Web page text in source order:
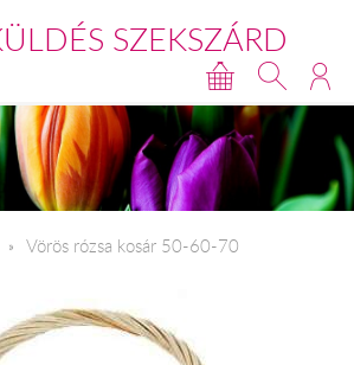
SZEKSZÁRD
Vörös rózsa kosár 50-60-70